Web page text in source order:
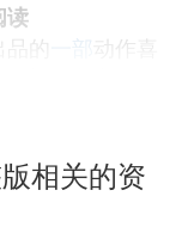
读
的
一部
动作喜
之
大陆叫什
相关的资